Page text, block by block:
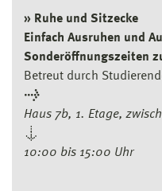
» Ruhe und Sitzecke
Einfach Ausruhen und
Sonderöffnungszeiten
Betreut durch
→
Haus 7b, 1. Etage,
↓
10:00 bis 15:00 Uhr